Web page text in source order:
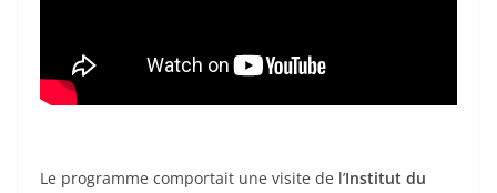
Le programme comportait une visite de l’Institut du